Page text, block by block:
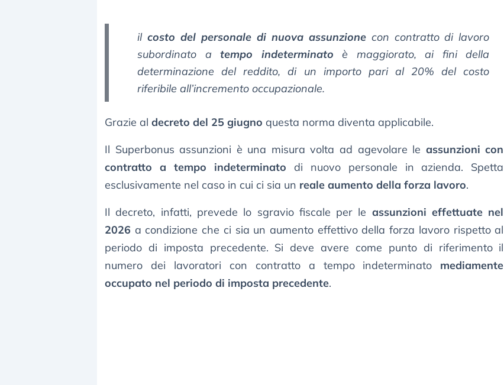
il costo del personale di nuova assunzionecon contratto di lavoro
subordinato atempo indeterminato è maggiorato, ai fini della
determinazione del reddito, di un importo pari al 20% del costo
riferibile all’incremento occupazionale.
Grazie al decreto del 25 giugno questa norma diventa applicabile.
Il Superbonus assunzioni è una misura volta ad agevolare le assunzioni con
contratto a tempo indeterminato di nuovo personale in azienda. Spetta
esclusivamente nel caso in cui ci sia un reale aumento della forza lavoro.
Il decreto, infatti, prevede lo sgravio fiscale per le assunzioni effettuate nel
2026 a condizione che ci sia un aumento effettivo della forza lavoro rispetto al
periodo di imposta precedente. Si deve avere come punto di riferimento il
numero dei lavoratori con contratto a tempo indeterminato mediamente
occupato nel periodo di imposta precedente.